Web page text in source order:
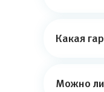
Какая
Можно ли